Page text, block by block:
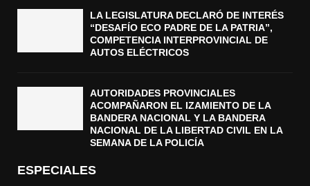
LA LEGISLATURA DECLARÓ DE INTERÉS
“DESAFÍO ECO PADRE DE LA PATRIA”,
COMPETENCIA INTERPROVINCIAL DE
AUTOS ELÉCTRICOS
AUTORIDADES PROVINCIALES
ACOMPAÑARON EL IZAMIENTO DE LA
BANDERA NACIONAL Y LA BANDERA
NACIONAL DE LA LIBERTAD CIVIL EN LA
SEMANA DE LA POLICÍA
ESPECIALES